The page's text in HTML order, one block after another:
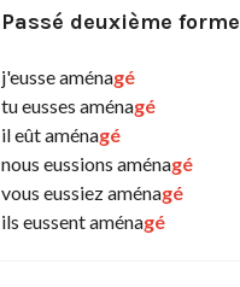
Passé deuxième forme
j'eusse aménagé
tu eusses aménagé
il eût aménagé
nous eussions aménagé
vous eussiez aménagé
ils eussent aménagé